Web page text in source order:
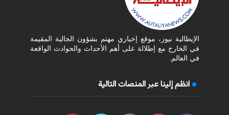
الإيطالية نيوز، موقع إخباري مهتم بشؤون الجالية المقيمة
في الخارج مع إطلالة على أهم الأحداث والحوادث الواقعة
في العالم.
انظم إلينا عبر المنصات التالية